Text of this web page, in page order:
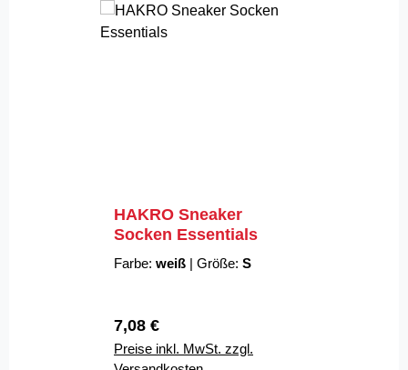
HAKRO Sneaker
Socken Essentials
Farbe: weiß | Größe: S
Regulärer Preis:
7,08 €
Preise inkl. MwSt. zzgl.